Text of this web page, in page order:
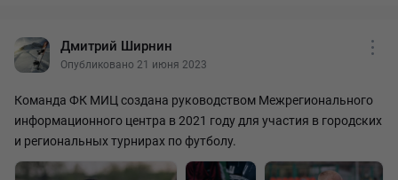
Дмитрий Ширнин
Опубликовано 21 июня 2023
Команда ФК МИЦ создана руководством Межрегионального
информационного центра в 2021 году для участия в городских
и региональных турнирах по футболу.